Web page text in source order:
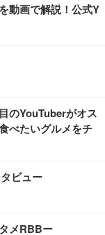
動画で解説！公式Y
のYouTuberがオス
べたいグルメをチ
ビュー
メRBBー